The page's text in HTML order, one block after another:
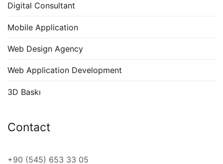
Digital Consultant
Mobile Application
Web Design Agency
Web Application Development
3D Baskı
Contact
+90 (545) 653 33 05